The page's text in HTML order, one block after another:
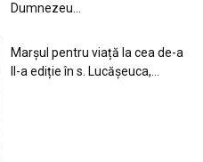
Dumnezeu…
Marșul pentru viață la cea de-a
II-a ediție în s. Lucășeuca,...